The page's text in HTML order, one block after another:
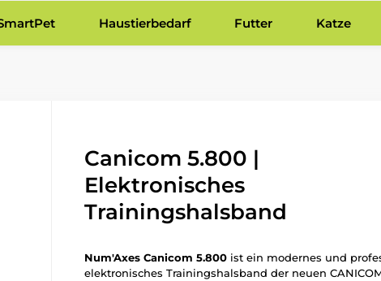
Haustierbedarf Futter Katze
Canicom 5.800 |
Elektronisches
Trainingshalsband
Num'Axes Canicom 5.800 ist ein modernes und
elektronisches Trainingshalsband der neuen